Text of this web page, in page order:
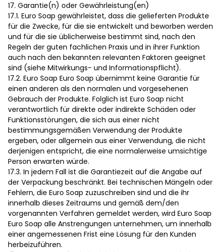
17. Garantie(n) oder Gewährleistung(en)
17.1. Euro Soap gewährleistet, dass die gelieferten Produkte
für die Zwecke, für die sie entwickelt und beworben werden
und für die sie üblicherweise bestimmt sind, nach den
Regeln der guten fachlichen Praxis und in ihrer Funktion
auch nach den bekannten relevanten Faktoren geeignet
sind (siehe Mitwirkungs- und Informationspflicht).
17.2. Euro Soap Euro Soap übernimmt keine Garantie für
einen anderen als den normalen und vorgesehenen
Gebrauch der Produkte. Folglich ist Euro Soap nicht
verantwortlich für direkte oder indirekte Schäden oder
Funktionsstörungen, die sich aus einer nicht
bestimmungsgemäßen Verwendung der Produkte
ergeben, oder allgemein aus einer Verwendung, die nicht
derjenigen entspricht, die eine normalerweise umsichtige
Person erwarten würde.
17.3. In jedem Fall ist die Garantiezeit auf die Angabe auf
der Verpackung beschränkt. Bei technischen Mängeln oder
Fehlern, die Euro Soap zuzuschreiben sind und die ihr
innerhalb dieses Zeitraums und gemäß dem/den
vorgenannten Verfahren gemeldet werden, wird Euro Soap
Euro Soap alle Anstrengungen unternehmen, um innerhalb
einer angemessenen Frist eine Lösung für den Kunden
herbeizuführen.